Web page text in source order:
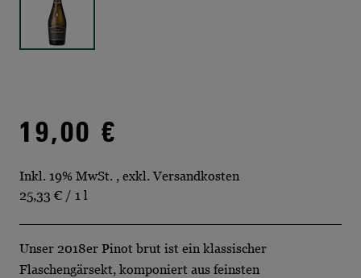
19,00 €
Inkl. 19% MwSt. , exkl.Versandkosten
25,33 € / 1 l
Unser 2018er Pinot brut ist ein klassischer
Flaschengärsekt, komponiert aus feinsten